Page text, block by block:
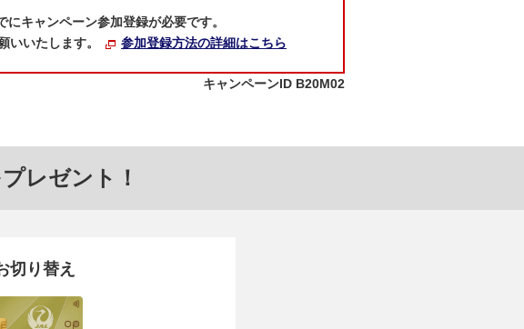
キャンペーン参加登録が必要です。
いいたします。
参加登録方法の詳細はこちら
キャンペーンID B20M02
レゼント！
切り替え